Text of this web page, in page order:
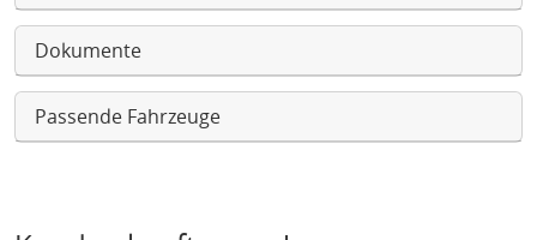
Dokumente
Passende Fahrzeuge